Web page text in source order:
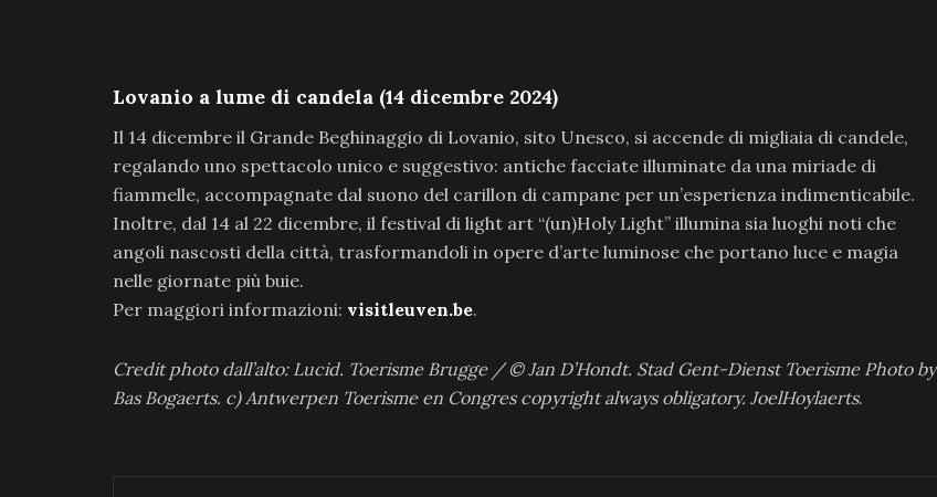
Lovanio a lume di candela (14 dicembre 2024)
Il 14 dicembre il Grande Beghinaggio di Lovanio, sito Unesco, si accende di migliaia di candele,
regalando uno spettacolo unico e suggestivo: antiche facciate illuminate da una miriade di
fiammelle, accompagnate dal suono del carillon di campane per un’esperienza indimenticabile.
Inoltre, dal 14 al 22 dicembre, il festival di light art “(un)Holy Light” illumina sia luoghi noti che
angoli nascosti della città, trasformandoli in opere d’arte luminose che portano luce e magia
nelle giornate più buie.
Per maggiori informazioni: visitleuven.be.
Credit photo dall’alto: Lucid. Toerisme Brugge / © Jan D’Hondt. Stad Gent-Dienst Toerisme Photo by
Bas Bogaerts. c) Antwerpen Toerisme en Congres copyright always obligatory. JoelHoylaerts.